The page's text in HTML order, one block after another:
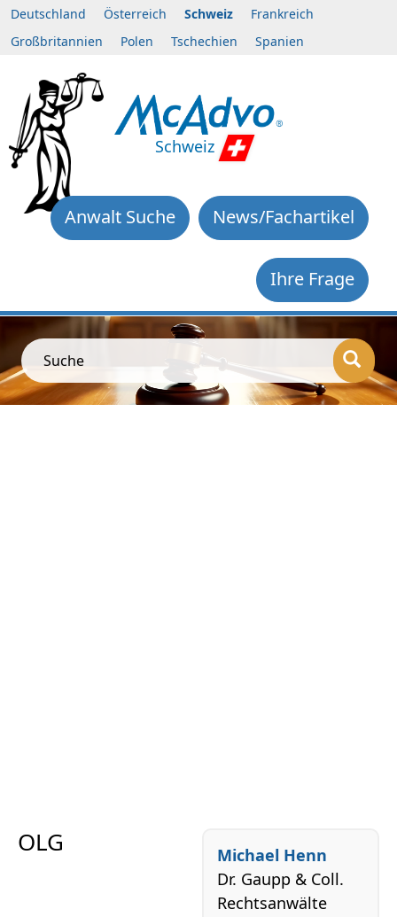
Deutschland Österreich Schweiz
Frankreich
Großbritannien
Polen Tschechien Spanien
Schweiz
News/Fachartikel
Anwalt Suche
Ihre Frage
Suche
Michael Henn
Dr. Gaupp & Coll.
Rechtsanwälte
OLG